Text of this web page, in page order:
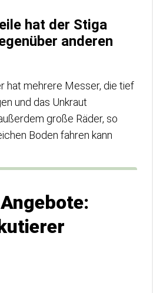
hat der Stiga
anderen
hat mehrere Messer, die tief
und das Unkraut
große Räder, so
Boden fahren kann